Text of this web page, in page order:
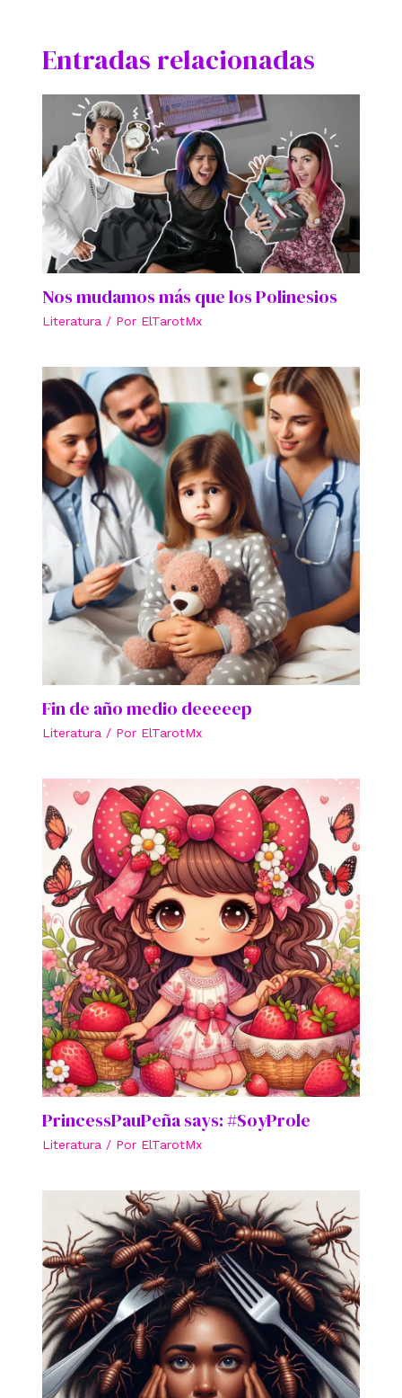
Entradas relacionadas
Nos mudamos más que los Polinesios
Literatura / Por ElTarotMx
Fin de año medio deeeeep
Literatura / Por ElTarotMx
PrincessPauPeña says: #SoyProle
Literatura / Por ElTarotMx